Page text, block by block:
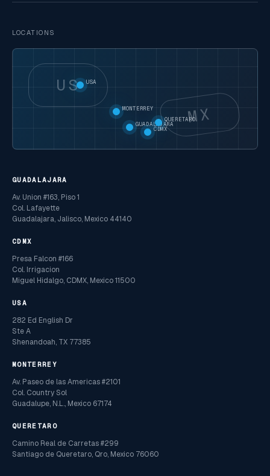
LOCATIONS
US
MX
USA
MONTERREY
GUADALAJARA
CDMX
QUERETARO
GUADALAJARA
Av. Union #163, Piso 1
Col. Lafayette
Guadalajara, Jalisco, Mexico 44140
CDMX
Presa Falcon #166
Col. Irrigacion
Miguel Hidalgo, CDMX, Mexico 11500
USA
282 Ed English Dr
Ste A
Shenandoah, TX 77385
MONTERREY
Av. Paseo de las Americas #2101
Col. Country Sol
Guadalupe, N.L., Mexico 67174
QUERETARO
Camino Real de Carretas #299
Santiago de Queretaro, Qro, Mexico 76060